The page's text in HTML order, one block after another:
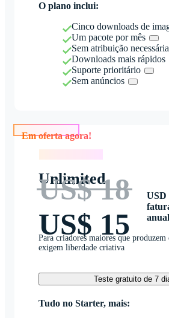
O plano inclui:
Cinco downloads de
Um pacote por mês
Sem atribuição necessária
Downloads mais rápidos
Suporte prioritário
Sem anúncios
Unlimited
US$ 18
US$ 15
USD
Para criadores maiores que produzem
exigem liberdade criativa
Teste gratuito de 7
Tudo no Starter, mais: